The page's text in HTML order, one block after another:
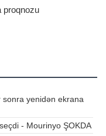
proqnozu
sonra yenidən ekrana
- Mourinyo ŞOKDA